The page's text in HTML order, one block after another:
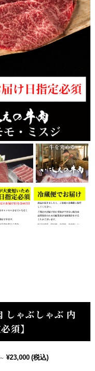
しゃぶしゃぶ 内
須】
～ ¥23,000 (税込)